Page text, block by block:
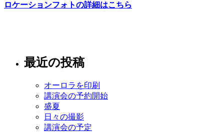
ロケーションフォトの詳細はこちら
最近の投稿
オーロラを印刷
講演会の予約開始
盛夏
日々の撮影
講演会の予定